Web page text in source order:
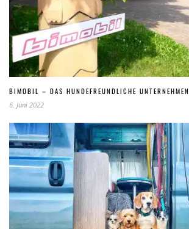
BIMOBIL – DAS HUNDEFREUNDLICHE UNTERNEHMEN
6. Juni 2022